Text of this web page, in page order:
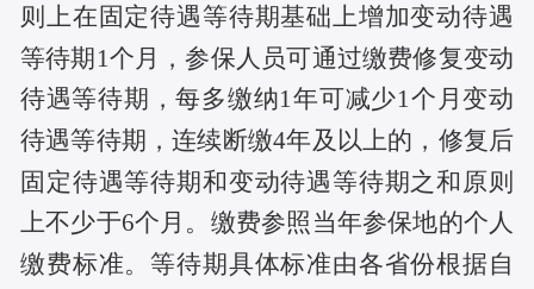
则上在固定待遇等待期基础上增加变动待遇
等待期1个月，参保人员可通过缴费修复变动
待遇等待期，每多缴纳1年可减少1个月变动
待遇等待期，连续断缴4年及以上的，修复后
固定待遇等待期和变动待遇等待期之和原则
上不少于6个月。缴费参照当年参保地的个人
缴费标准。等待期具体标准由各省份根据自